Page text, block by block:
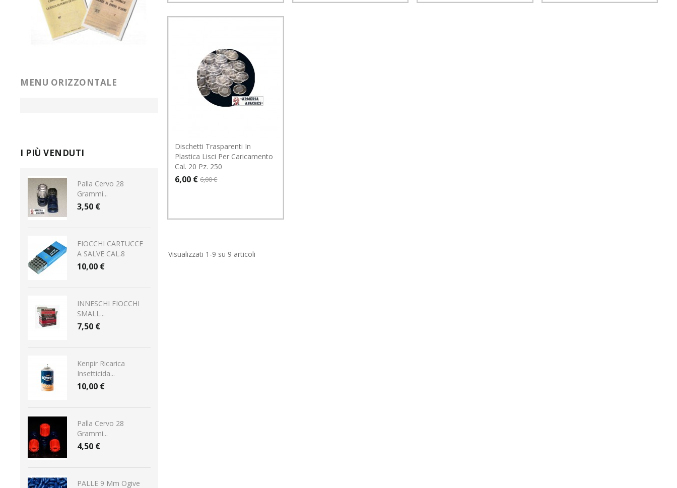
MENU ORIZZONTALE
I PIÙ VENDUTI
Palla Cervo 28
Grammi...
3,50 €
FIOCCHI CARTUCCE
A SALVE CAL.8
10,00 €
INNESCHI FIOCCHI
SMALL...
7,50 €
Kenpir Ricarica
Insetticida...
10,00 €
Palla Cervo 28
Grammi...
4,50 €
PALLE 9 Mm Ogive
Dischetti Trasparenti In
Plastica Lisci Per Caricamento
Cal. 20 Pz. 250
6,00 € 6,00 €
Visualizzati 1-9 su 9 articoli